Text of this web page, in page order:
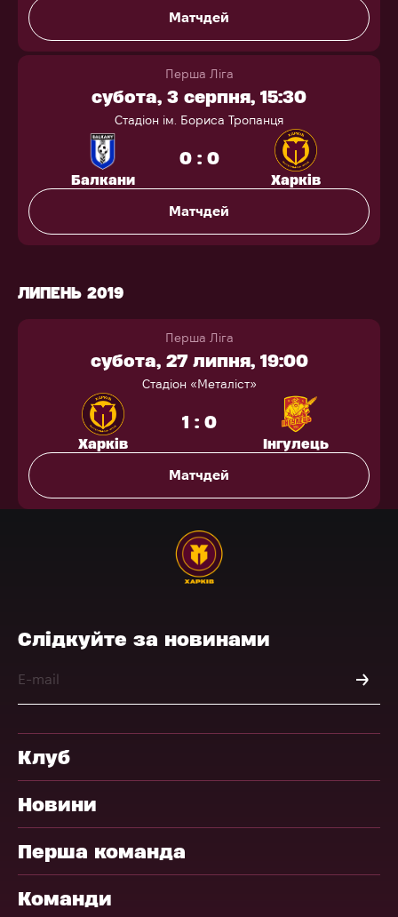
Матчдей
Перша Ліга
субота, 3 серпня, 15:30
Стадіон ім. Бориса Тропанця
Балкани
0 : 0
Харків
Матчдей
ЛИПЕНЬ 2019
Перша Ліга
субота, 27 липня, 19:00
Стадіон «Металіст»
Харків
1 : 0
Інгулець
Матчдей
Слідкуйте за новинами
Клуб
Новини
Перша команда
Команди